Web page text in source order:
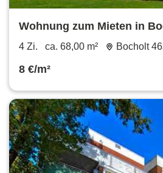
Wohnung zum Mieten in
4 Zi. ca. 68,00 m² Bocholt
8 €/m²